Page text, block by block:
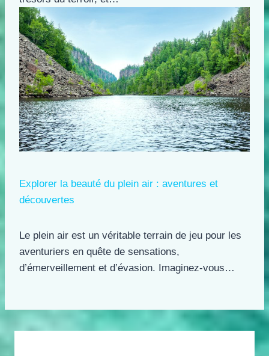
Explorer la beauté du plein air : aventures et
découvertes
Le plein air est un véritable terrain de jeu pour les
aventuriers en quête de sensations,
d’émerveillement et d’évasion. Imaginez-vous…